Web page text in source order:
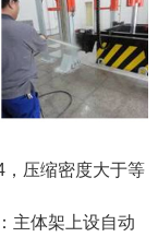
压缩密度大于等
主体架上设自动